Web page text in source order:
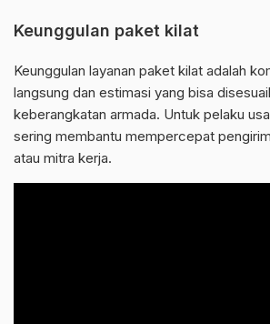
Keunggulan paket kilat
Keunggulan layanan paket kilat adalah
langsung dan estimasi yang bisa
keberangkatan armada. Untuk pelaku
sering membantu mempercepat
atau mitra kerja.